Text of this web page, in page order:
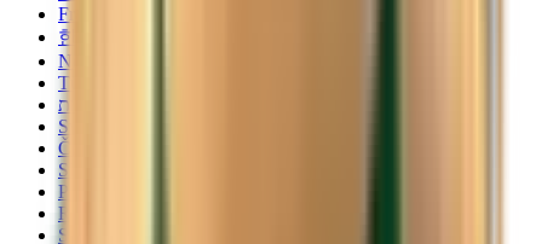
Français
한국어
Norsk
Türkçe
עברית
Svenska
Čeština
Slovenčina
Polski
Română
Srpski